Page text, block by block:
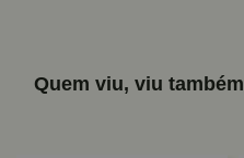
Quem viu, viu também